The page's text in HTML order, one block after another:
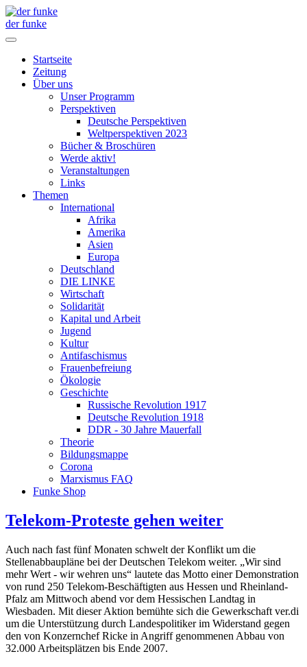
der funke
Startseite
Zeitung
Über uns
Unser Programm
Perspektiven
Deutsche Perspektiven
Weltperspektiven 2023
Bücher & Broschüren
Werde aktiv!
Veranstaltungen
Links
Themen
International
Afrika
Amerika
Asien
Europa
Deutschland
DIE LINKE
Wirtschaft
Solidarität
Kapital und Arbeit
Jugend
Kultur
Antifaschismus
Frauenbefreiung
Ökologie
Geschichte
Russische Revolution 1917
Deutsche Revolution 1918
DDR - 30 Jahre Mauerfall
Theorie
Bildungsmappe
Corona
Marxismus FAQ
Funke Shop
Telekom-Proteste gehen weiter
Auch nach fast fünf Monaten schwelt der Konflikt um die
Stellenabbaupläne bei der Deutschen Telekom weiter. „Wir sind
mehr Wert - wir wehren uns“ lautete das Motto einer Demonstration
von rund 250 Telekom-Beschäftigten aus Hessen und Rheinland-
Pfalz am Mittwoch abend vor dem Hessischen Landtag in
Wiesbaden. Mit dieser Aktion bemühte sich die Gewerkschaft ver.di
um die Unterstützung durch Landespolitiker im Widerstand gegen
den von Konzernchef Ricke in Angriff genommenen Abbau von
32.000 Arbeitsplätzen bis Ende 2007.